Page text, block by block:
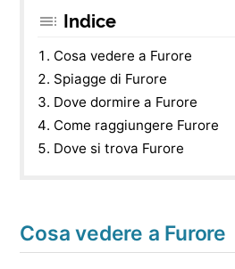
Indice
Cosa vedere a Furore
Spiagge di Furore
Dove dormire a Furore
Come raggiungere Furore
Dove si trova Furore
Cosa vedere a Furore